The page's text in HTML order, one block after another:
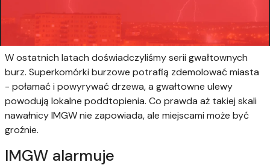
W ostatnich latach doświadczyliśmy serii gwałtownych
burz. Superkomórki burzowe potrafią zdemolować miasta
- połamać i powyrywać drzewa, a gwałtowne ulewy
powodują lokalne poddtopienia. Co prawda aż takiej skali
nawałnicy IMGW nie zapowiada, ale miejscami może być
groźnie.
IMGW alarmuje